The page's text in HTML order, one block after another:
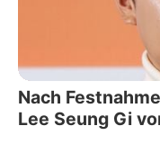
Nach
Lee Seung Gi